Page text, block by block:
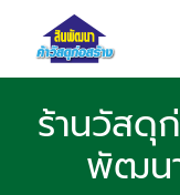
ร้านวัสดุ
พัฒน